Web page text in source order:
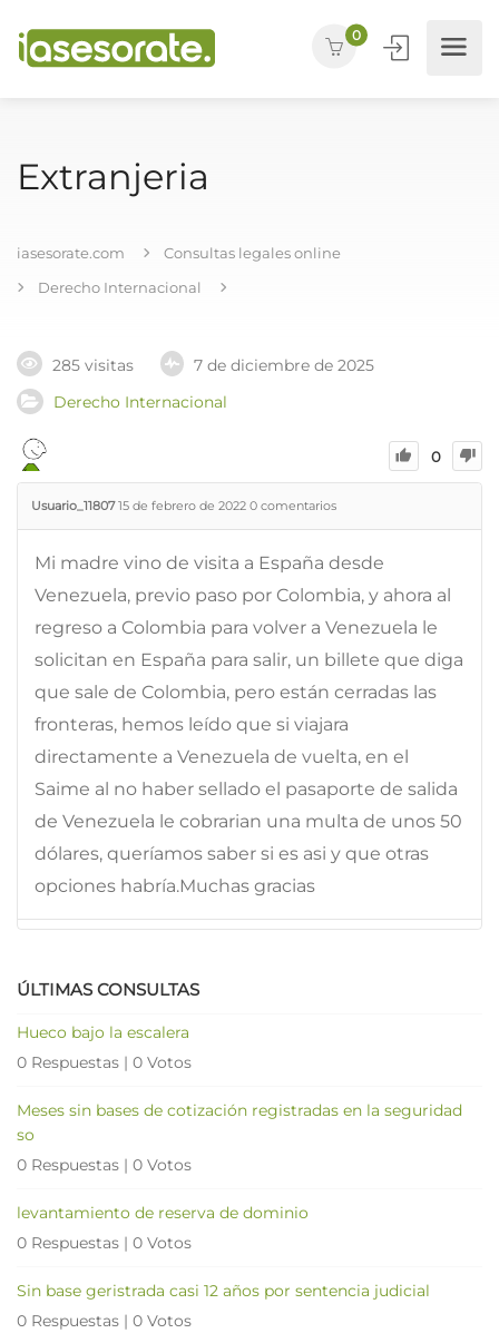
0
Extranjeria
iasesorate.com
Consultas legales online
Derecho Internacional
285 visitas
7 de diciembre de 2025
Derecho Internacional
0
Usuario_11807 15 de febrero de 2022 0 comentarios
Mi madre vino de visita a España desde
Venezuela, previo paso por Colombia, y ahora al
regreso a Colombia para volver a Venezuela le
solicitan en España para salir, un billete que diga
que sale de Colombia, pero están cerradas las
fronteras, hemos leído que si viajara
directamente a Venezuela de vuelta, en el
Saime al no haber sellado el pasaporte de salida
de Venezuela le cobrarian una multa de unos 50
dólares, queríamos saber si es asi y que otras
opciones habría.Muchas gracias
ÚLTIMAS CONSULTAS
Hueco bajo la escalera
0 Respuestas | 0 Votos
Meses sin bases de cotización registradas en la seguridad
so
0 Respuestas | 0 Votos
levantamiento de reserva de dominio
0 Respuestas | 0 Votos
Sin base geristrada casi 12 años por sentencia judicial
0 Respuestas | 0 Votos